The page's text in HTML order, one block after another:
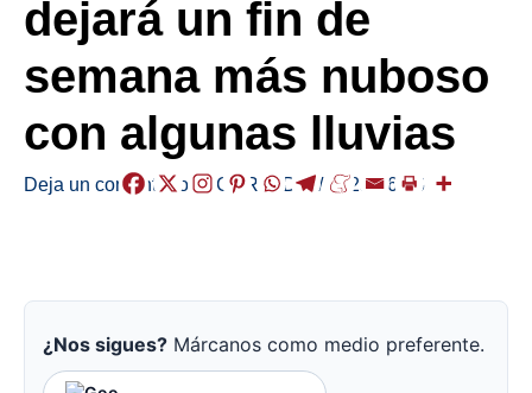
dejará un fin de
semana más nuboso
con algunas lluvias
Deja un comentario /EGURALDIA/ 2025-06-06
¿Nos sigues? Márcanos como medio preferente.